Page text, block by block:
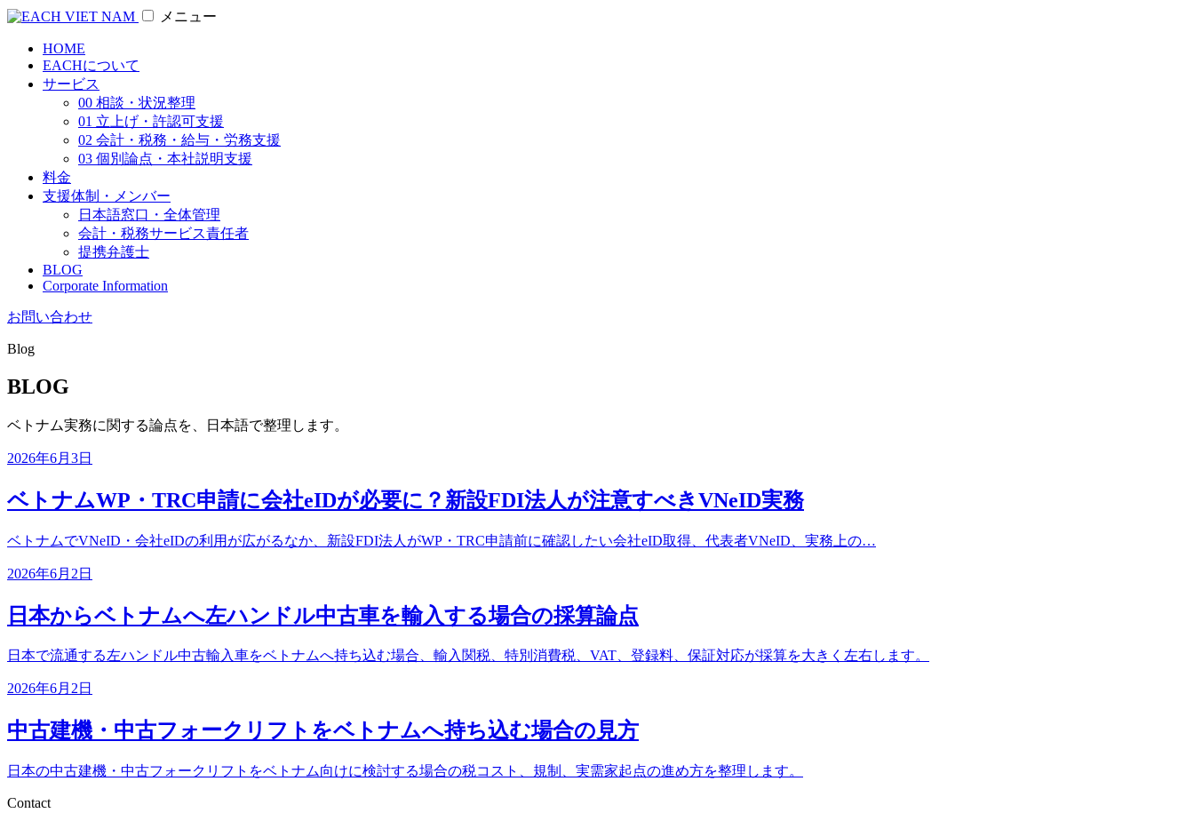
メニュー
HOME
EACHについて
サービス
00 相談・状況整理
01 立上げ・許認可支援
02 会計・税務・給与・労務支援
03 個別論点・本社説明支援
料金
支援体制・メンバー
日本語窓口・全体管理
会計・税務サービス責任者
提携弁護士
BLOG
Corporate Information
お問い合わせ
Blog
BLOG
ベトナム実務に関する論点を、日本語で整理します。
2026年6月3日
ベトナムWP・TRC申請に会社eIDが必要に？新設FDI法人が注意すべきVNeID実務
ベトナムでVNeID・会社eIDの利用が広がるなか、新設FDI法人がWP・TRC申請前に確認したい会社eID取得、代表者VNeID、実務上の…
2026年6月2日
日本からベトナムへ左ハンドル中古車を輸入する場合の採算論点
日本で流通する左ハンドル中古輸入車をベトナムへ持ち込む場合、輸入関税、特別消費税、VAT、登録料、保証対応が採算を大きく左右します。
2026年6月2日
中古建機・中古フォークリフトをベトナムへ持ち込む場合の見方
日本の中古建機・中古フォークリフトをベトナム向けに検討する場合の税コスト、規制、実需家起点の進め方を整理します。
Contact